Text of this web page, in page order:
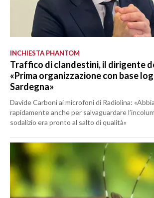
INCHIESTA PHANTOM
Traffico di clandestini, il dirigente
«Prima organizzazione con base
Sardegna»
Davide Carboni ai microfoni di Radiolina:
rapidamente anche per salvaguardare
sodalizio era pronto al salto di qualità»